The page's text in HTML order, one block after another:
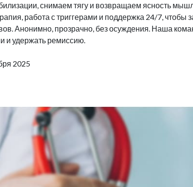
снимаем тягу и возвращаем ясность
работа с триггерами и поддержка 24/7, чтобы
Анонимно, прозрачно, без осуждения. Наша
и удержать ремиссию.
2025